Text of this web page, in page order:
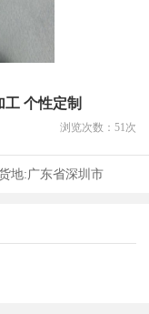
个性定制
浏览次数： 51 次
地:广东省深圳市